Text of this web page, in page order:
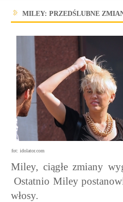
MILEY: PRZEDŚLUBNE
fot: idolator.com
Miley, ciągłe zmiany
Ostatnio Miley
włosy.